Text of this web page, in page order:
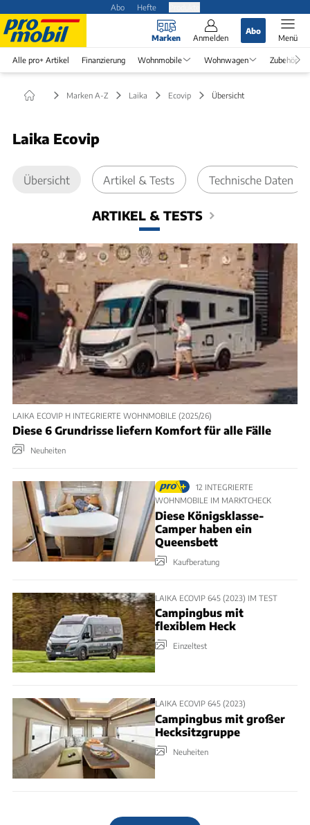
Abo Hefte
Marken Anmelden
Abo
Menü
Alle pro+ Artikel Finanzierung Wohnmobile Wohnwagen Zubehör
Marken A-Z Laika Ecovip Übersicht
Laika Ecovip
Übersicht Artikel & Tests Technische Daten
ARTIKEL & TESTS
LAIKA ECOVIP H INTEGRIERTE WOHNMOBILE (2025/26)
Diese 6 Grundrisse liefern Komfort für alle Fälle
Neuheiten
12 INTEGRIERTE
WOHNMOBILE IM MARKTCHECK
Diese Königsklasse-
Camper haben ein
Queensbett
Kaufberatung
LAIKA ECOVIP 645 (2023) IM TEST
Campingbus mit
flexiblem Heck
Einzeltest
LAIKA ECOVIP 645 (2023)
Campingbus mit großer
Hecksitzgruppe
Neuheiten